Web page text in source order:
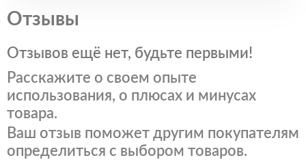
Отзывы
Отзывов ещё нет, будьте первыми!
Расскажите о своем опыте
использования, о плюсах и минусах
товара.
Ваш отзыв поможет другим покупателям
определиться с выбором товаров.